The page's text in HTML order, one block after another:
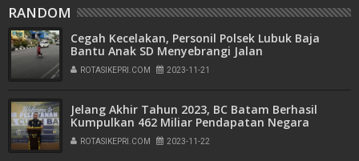
RANDOM
Cegah Kecelakan, Personil Polsek Lubuk Baja
Bantu Anak SD Menyebrangi Jalan
ROTASIKEPRI.COM 2023-11-21
Jelang Akhir Tahun 2023, BC Batam Berhasil
Kumpulkan 462 Miliar Pendapatan Negara
ROTASIKEPRI.COM 2023-11-22